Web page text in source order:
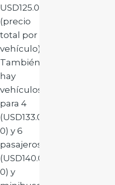
USD125.00
(precio
total por
vehículo).
También
hay
vehículos
para 4
(USD133.0
0) y 6
pasajeros
(USD140.0
0) y